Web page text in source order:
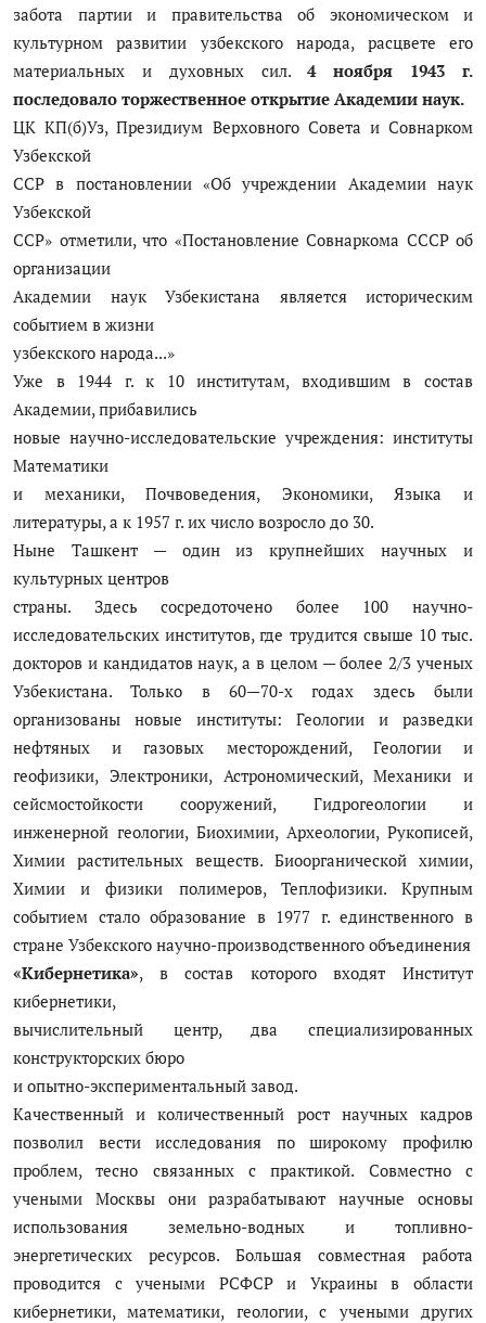
забота партии и правительства об экономическом и
культурном развитии узбекского народа, расцвете его
материальных и духовных сил.4 ноября 1943 г.
последовало торжественное открытие Академии наук.
ЦК КП(б)Уз, Президиум Верховного Совета и Совнарком
Узбекской
ССР в постановлении «Об учреждении Академии наук
Узбекской
ССР» отметили, что «Постановление Совнаркома СССР об
организации
Академии наук Узбекистана является историческим
событием в жизни
узбекского народа...»
Уже в 1944 г. к 10 институтам, входившим в состав
Академии, прибавились
новые научно-исследовательские учреждения: институты
Математики
и механики, Почвоведения, Экономики, Языка и
литературы, а к 1957 г. их число возросло до 30.
Ныне Ташкент — один из крупнейших научных и
культурных центров
страны. Здесь сосредоточено более 100 научно-
исследовательских институтов, где трудится свыше 10 тыс.
докторов и кандидатов наук, а в целом — более 2/3 ученых
Узбекистана. Только в 60—70-х годах здесь были
организованы новые институты: Геологии и разведки
нефтяных и газовых месторождений, Геологии и
геофизики, Электроники, Астрономический, Механики и
сейсмостойкости сооружений, Гидрогеологии и
инженерной геологии, Биохимии, Археологии, Рукописей,
Химии растительных веществ. Биоорганической химии,
Химии и физики полимеров, Теплофизики. Крупным
событием стало образование в 1977 г. единственного в
стране Узбекского научно-производственного объединения
«Кибернетика», в состав которого входят Институт
кибернетики,
вычислительный центр, два специализированных
конструкторских бюро
и опытно-экспериментальный завод.
Качественный и количественный рост научных кадров
позволил вести исследования по широкому профилю
проблем, тесно связанных с практикой. Совместно с
учеными Москвы они разрабатывают научные основы
использования земельно-водных и топливно-
энергетических ресурсов. Большая совместная работа
проводится с учеными РСФСР и Украины в области
кибернетики, математики, геологии, с учеными других